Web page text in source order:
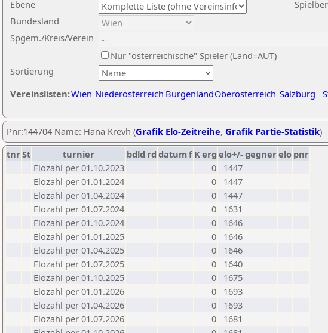
Ebene
Sortierung
Bundesland
Spgem./Kreis/Verein
Nur "österreichische" Spieler (Land=AUT)
Vereinslisten:Wien Niederösterreich BurgenlandOberösterreich Salzburg
Pnr:144704 Name: Hana Krevh (Grafik Elo-Zeitreihe, Grafik Partie-Statistik)
tnrSt turnier bdld rd datumf Kerg elo+/-gegnerelo pnr
Elozahl per 01.10.2023
0
1447
Elozahl per 01.01.2024
0
1447
Elozahl per 01.04.2024
0
1447
Elozahl per 01.07.2024
0
1631
Elozahl per 01.10.2024
0
1646
Elozahl per 01.01.2025
0
1646
Elozahl per 01.04.2025
0
1646
Elozahl per 01.07.2025
0
1640
Elozahl per 01.10.2025
0
1675
Elozahl per 01.01.2026
0
1693
Elozahl per 01.04.2026
0
1693
Elozahl per 01.07.2026
0
1681